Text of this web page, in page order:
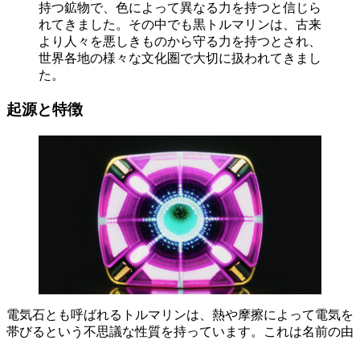
持つ鉱物で、色によって異なる力を持つと信じら
れてきました。その中でも黒トルマリンは、古来
より人々を悪しきものから守る力を持つとされ、
世界各地の様々な文化圏で大切に扱われてきまし
た。
起源と特徴
電気石とも呼ばれるトルマリンは、 熱や摩擦によって電気を
帯びるという不思議な性質を持っています。これは名前の由